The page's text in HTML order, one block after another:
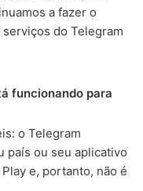
a fazer o
do Telegram
funcionando para
o Telegram
país ou seu aplicativo
e, portanto, não é